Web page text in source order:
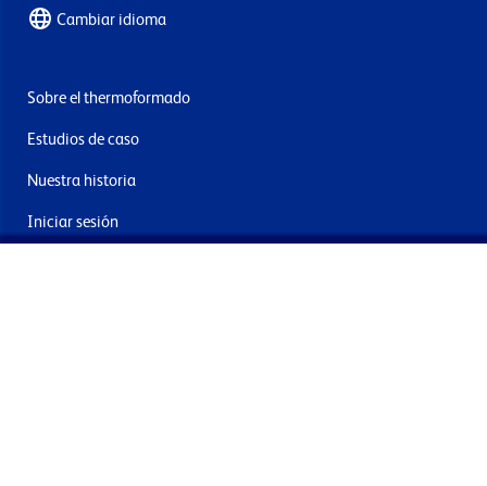
Cambiar idioma
Sobre el thermoformado
Estudios de caso
Nuestra historia
Iniciar sesión